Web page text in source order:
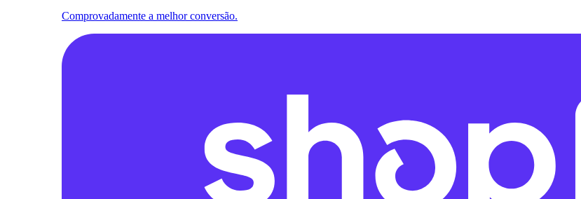
Comprovadamente a melhor conversão.